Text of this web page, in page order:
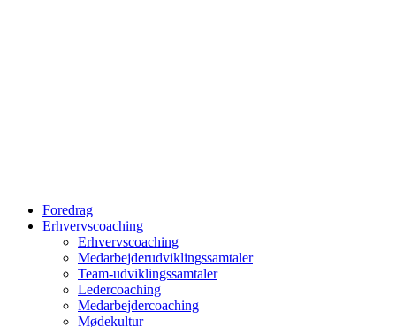
Foredrag
Erhvervscoaching
Erhvervscoaching
Medarbejderudviklingssamtaler
Team-udviklingssamtaler
Ledercoaching
Medarbejdercoaching
Mødekultur